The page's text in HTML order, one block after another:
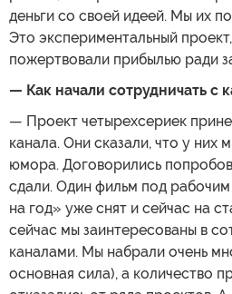
деньги со своей идеей. Мы их
Это экспериментальный
пожертвовали прибылью ради
— Как начали сотрудничать с
— Проект четырехсериек
канала. Они сказали, что у них
юмора. Договорились
сдали. Один фильм под
на год» уже снят и сейчас на
сейчас мы заинтересованы в
каналами. Мы набрали очень
основная сила), а количество